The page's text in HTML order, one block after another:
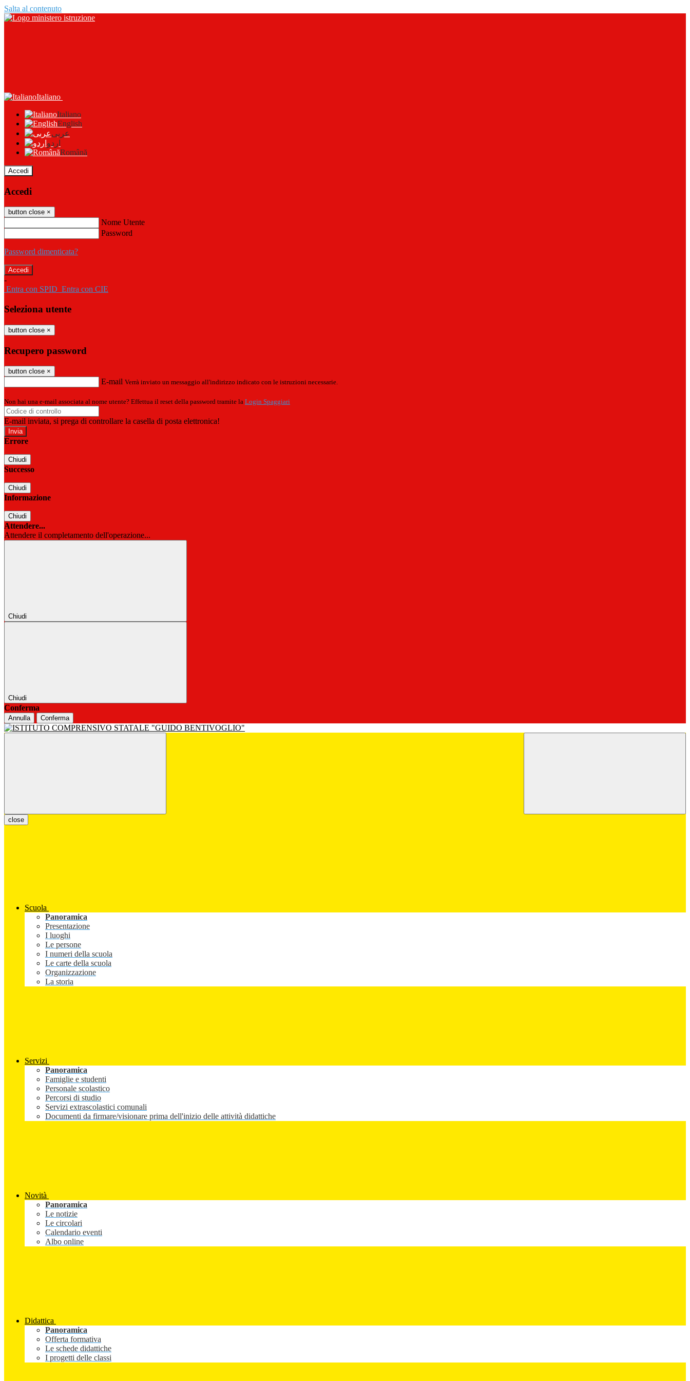
Salta al contenuto
Italiano
Italiano
English
عربى
اردو
Română
Accedi
Accedi
button close ×
Nome Utente
Password
Password dimenticata?
-
Entra con SPID Entra con CIE
Seleziona utente
button close ×
Recupero password
button close ×
E-mail Verrà inviato un messaggio all'indirizzo indicato con le istruzioni necessarie.
Non hai una e-mail associata al nome utente? Effettua il reset della password tramite la Login Spaggiari
E-mail inviata, si prega di controllare la casella di posta elettronica!
Errore
Chiudi
Successo
Chiudi
Informazione
Chiudi
Attendere...
Attendere il completamento dell'operazione...
Chiudi
Chiudi
Conferma
Annulla Conferma
close
Scuola
Panoramica
Presentazione
I luoghi
Le persone
I numeri della scuola
Le carte della scuola
Organizzazione
La storia
Servizi
Panoramica
Famiglie e studenti
Personale scolastico
Percorsi di studio
Servizi extrascolastici comunali
Documenti da firmare/visionare prima dell'inizio delle attività didattiche
Novità
Panoramica
Le notizie
Le circolari
Calendario eventi
Albo online
Didattica
Panoramica
Offerta formativa
Le schede didattiche
I progetti delle classi